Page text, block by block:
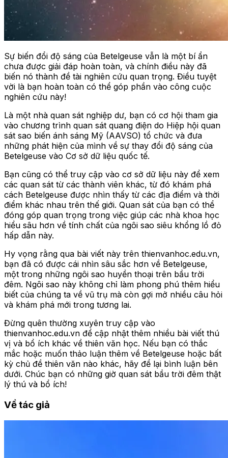
Sự biến đổi độ sáng của Betelgeuse vẫn là một bí ẩn
chưa được giải đáp hoàn toàn, và chính điều này đã
biến nó thành đề tài nghiên cứu quan trọng. Điều tuyệt
vời là bạn hoàn toàn có thể góp phần vào công cuộc
nghiên cứu này!
Là một nhà quan sát nghiệp dư, bạn có cơ hội tham gia
vào chương trình quan sát quang điện do Hiệp hội quan
sát sao biến ánh sáng Mỹ (AAVSO) tổ chức và đưa
những phát hiện của mình về sự thay đổi độ sáng của
Betelgeuse vào Cơ sở dữ liệu quốc tế.
Bạn cũng có thể truy cập vào cơ sở dữ liệu này để xem
các quan sát từ các thành viên khác, từ đó khám phá
cách Betelgeuse được nhìn thấy từ các địa điểm và thời
điểm khác nhau trên thế giới. Quan sát của bạn có thể
đóng góp quan trọng trong việc giúp các nhà khoa học
hiểu sâu hơn về tính chất của ngôi sao siêu khổng lồ đỏ
hấp dẫn này.
Hy vọng rằng qua bài viết này trên thienvanhoc.edu.vn,
bạn đã có được cái nhìn sâu sắc hơn về Betelgeuse,
một trong những ngôi sao huyền thoại trên bầu trời
đêm. Ngôi sao này không chỉ làm phong phú thêm hiểu
biết của chúng ta về vũ trụ mà còn gợi mở nhiều câu hỏi
và khám phá mới trong tương lai.
Đừng quên thường xuyên truy cập vào
thienvanhoc.edu.vn để cập nhật thêm nhiều bài viết thú
vị và bổ ích khác về thiên văn học. Nếu bạn có thắc
mắc hoặc muốn thảo luận thêm về Betelgeuse hoặc bất
kỳ chủ đề thiên văn nào khác, hãy để lại bình luận bên
dưới. Chúc bạn có những giờ quan sát bầu trời đêm thật
lý thú và bổ ích!
Về tác giả